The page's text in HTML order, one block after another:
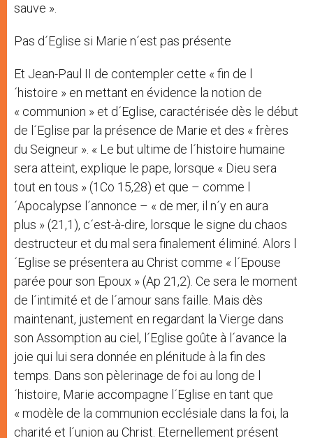
sauve ».
Pas d´Eglise si Marie n´est pas présente
Et Jean-Paul II de contempler cette « fin de l
´histoire » en mettant en évidence la notion de
« communion » et d´Eglise, caractérisée dès le début
de l´Eglise par la présence de Marie et des « frères
du Seigneur ». « Le but ultime de l´histoire humaine
sera atteint, explique le pape, lorsque « Dieu sera
tout en tous » (1Co 15,28) et que – comme l
´Apocalypse l´annonce – « de mer, il n´y en aura
plus » (21,1), c´est-à-dire, lorsque le signe du chaos
destructeur et du mal sera finalement éliminé. Alors l
´Eglise se présentera au Christ comme « l´Epouse
parée pour son Epoux » (Ap 21,2). Ce sera le moment
de l´intimité et de l´amour sans faille. Mais dès
maintenant, justement en regardant la Vierge dans
son Assomption au ciel, l´Eglise goûte à l´avance la
joie qui lui sera donnée en plénitude à la fin des
temps. Dans son pèlerinage de foi au long de l
´histoire, Marie accompagne l´Eglise en tant que
« modèle de la communion ecclésiale dans la foi, la
charité et l´union au Christ. Eternellement présent